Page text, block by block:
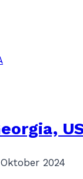
Oktober 2024